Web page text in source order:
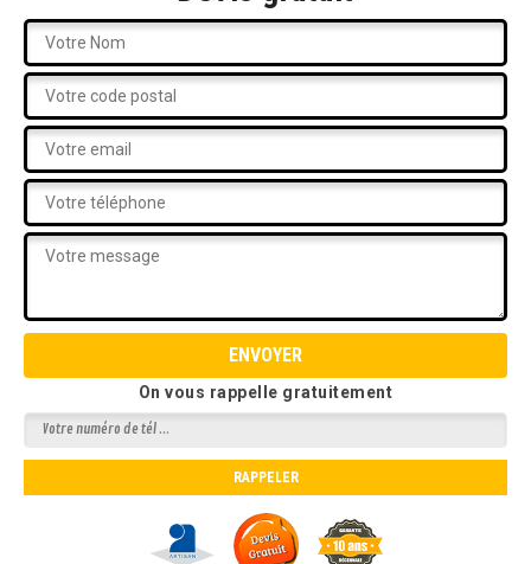
On vous rappelle gratuitement